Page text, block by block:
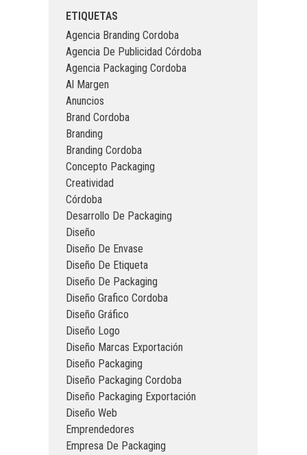
ETIQUETAS
Agencia Branding Cordoba
Agencia De Publicidad Córdoba
Agencia Packaging Cordoba
Al Margen
Anuncios
Brand Cordoba
Branding
Branding Cordoba
Concepto Packaging
Creatividad
Córdoba
Desarrollo De Packaging
Diseño
Diseño De Envase
Diseño De Etiqueta
Diseño De Packaging
Diseño Grafico Cordoba
Diseño Gráfico
Diseño Logo
Diseño Marcas Exportación
Diseño Packaging
Diseño Packaging Cordoba
Diseño Packaging Exportación
Diseño Web
Emprendedores
Empresa De Packaging